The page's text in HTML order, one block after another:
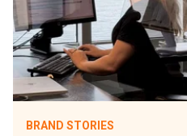
BRAND STORIES